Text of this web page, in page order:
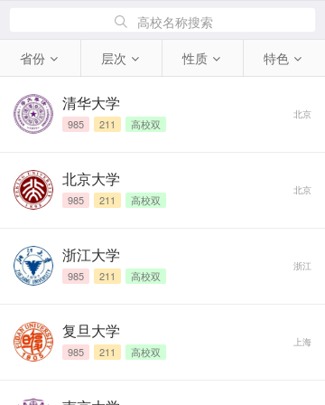
高校名称搜索
省份 层次 性质 特色
清华大学
985 211 高校双
北京
北京大学
985 211 高校双
北京
浙江大学
985 211 高校双
浙江
复旦大学
985 211 高校双
上海